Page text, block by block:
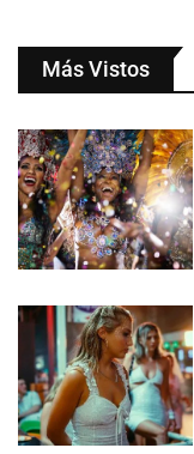
Más Vistos